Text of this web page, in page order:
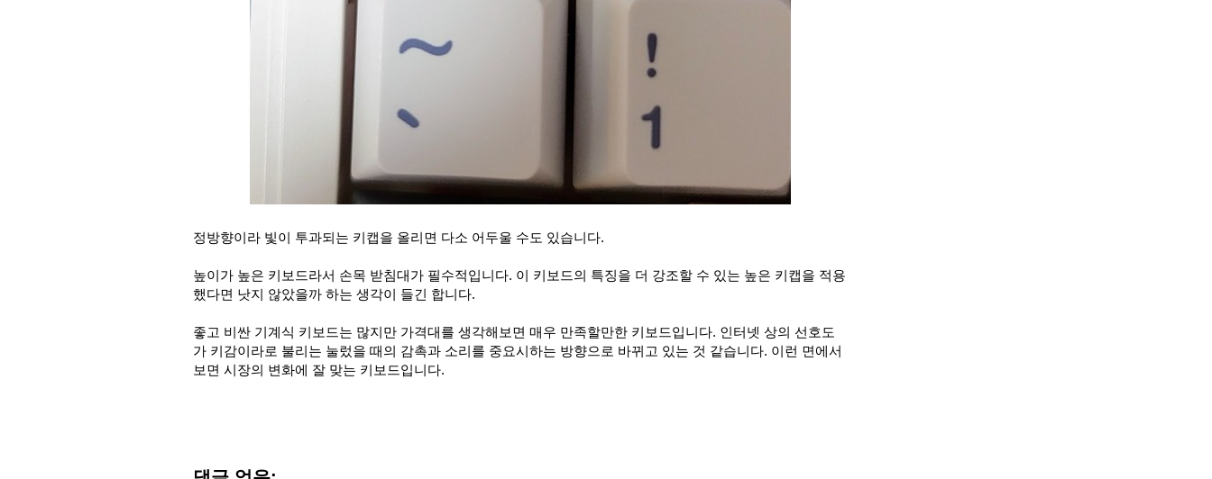
정방향이라 빛이 투과되는 키캡을 올리면 다소 어두울 수도 있습니다.
높이가 높은 키보드라서 손목 받침대가 필수적입니다. 이 키보드의 특징을 더 강조할 수 있는 높은 키캡을 적용
했다면 낫지 않았을까 하는 생각이 들긴 합니다.
좋고 비싼 기계식 키보드는 많지만 가격대를 생각해보면 매우 만족할만한 키보드입니다. 인터넷 상의 선호도
가 키감이라로 불리는 눌렀을 때의 감촉과 소리를 중요시하는 방향으로 바뀌고 있는 것 같습니다. 이런 면에서
보면 시장의 변화에 잘 맞는 키보드입니다.